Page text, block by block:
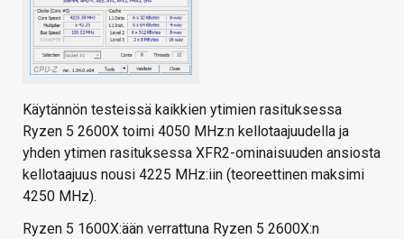
Käytännön testeissä kaikkien ytimien rasituksessa
Ryzen 5 2600X toimi 4050 MHz:n kellotaajuudella ja
yhden ytimen rasituksessa XFR2-ominaisuuden ansiosta
kellotaajuus nousi 4225 MHz:iin (teoreettinen maksimi
4250 MHz).
Ryzen 5 1600X:ään verrattuna Ryzen 5 2600X:n